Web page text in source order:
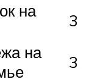
на
3
на
3